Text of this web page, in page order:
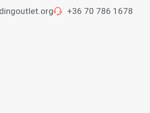
+36 70 786 1678